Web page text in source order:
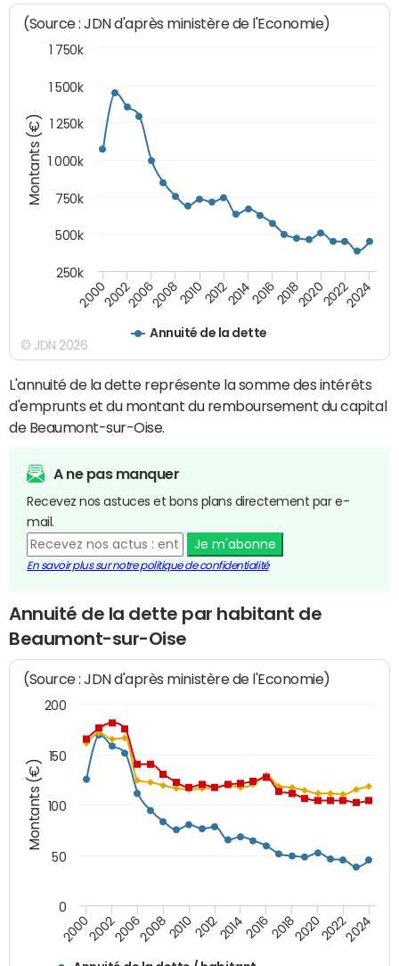
Montants (€)
(Source : JDN d'après ministère de l'Economie)
Annuité de la dette
200020022006200820102012201420162018202020222024
250k
500k
750k
1 000k
1 250k
1 500k
1 750k
© JDN 2026
L'annuité de la dette représente la somme des intérêts
d'emprunts et du montant du remboursement du capital
de Beaumont-sur-Oise.
A ne pas manquer
Recevez nos astuces et bons plans directement par e-
mail.
Je m'abonne
En savoir plus sur notre politique de confidentialité
Annuité de la dette par habitant de
Beaumont-sur-Oise
Montants (€)
(Source : JDN d'après ministère de l'Economie)
200020022006200820102012201420162018202020222024
0
50
100
150
200